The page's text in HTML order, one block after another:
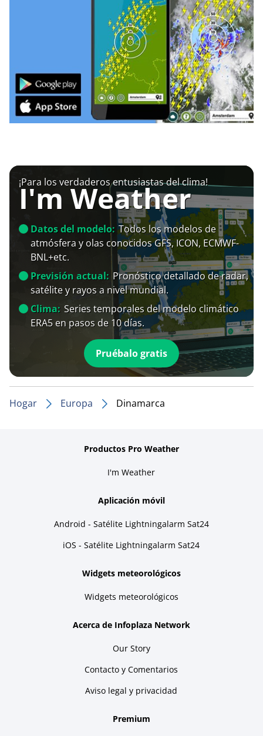
¡Para los verdaderos entusiastas del clima!
I'm Weather
Datos del modelo: Todos los modelos de
atmósfera y olas conocidos GFS, ICON, ECMWF-
BNL+etc.
Previsión actual: Pronóstico detallado de radar,
satélite y rayos a nivel mundial.
Clima: Series temporales del modelo climático
ERA5 en pasos de 10 días.
Pruébalo gratis
Hogar Europa Dinamarca
Productos Pro Weather
I'm Weather
Aplicación móvil
Android - Satélite Lightningalarm Sat24
iOS - Satélite Lightningalarm Sat24
Widgets meteorológicos
Widgets meteorológicos
Acerca de Infoplaza Network
Our Story
Contacto y Comentarios
Aviso legal y privacidad
Premium